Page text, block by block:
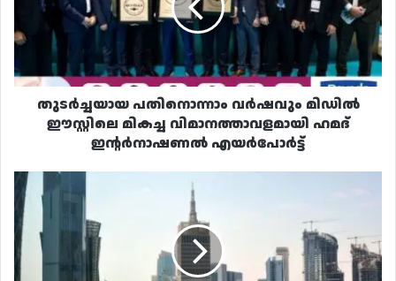
ഈസ്റ്റിലെ
മികച്ച
വിമാനത്താവളമായി
ഹമദ്
ഇന്റർനാഷണൽ
എയർപോർട്ട്
തുടർച്ചയായ പതിനൊന്നാം വർഷവും മിഡിൽ
ഈസ്റ്റിലെ മികച്ച വിമാനത്താവളമായി ഹമദ്
ഇന്റർനാഷണൽ എയർപോർട്ട്
കുറയാതെ
വാടക
ഭാരം;
നിരാശയിൽ
മുങ്ങി
ഖത്തറിലെ